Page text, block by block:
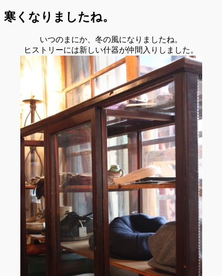
寒くなりましたね。
いつのまにか、冬の風になりましたね。
ヒストリーには新しい什器が仲間入りしました。